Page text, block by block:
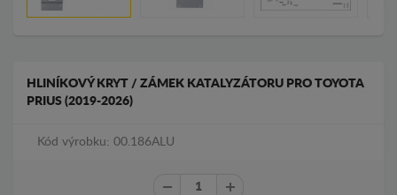
HLINÍKOVÝ KRYT / ZÁMEK KATALYZÁTORU PRO TOYOTA
PRIUS (2019-2026)
Kód výrobku: 00.186ALU